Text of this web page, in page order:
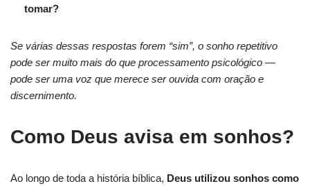
tomar?
Se várias dessas respostas forem “sim”, o sonho repetitivo
pode ser muito mais do que processamento psicológico —
pode ser uma voz que merece ser ouvida com oração e
discernimento.
Como Deus avisa em sonhos?
Ao longo de toda a história bíblica, Deus utilizou sonhos como